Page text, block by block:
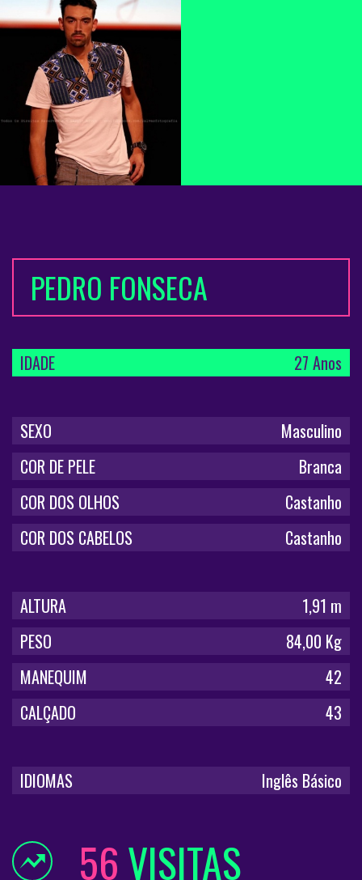
PEDRO FONSECA
IDADE 27 Anos
SEXO
Masculino
COR DE PELE
Branca
COR DOS OLHOS
Castanho
COR DOS CABELOS
Castanho
ALTURA
1,91 m
PESO
84,00 Kg
MANEQUIM
42
CALÇADO
43
IDIOMAS Inglês Básico
56VISITAS